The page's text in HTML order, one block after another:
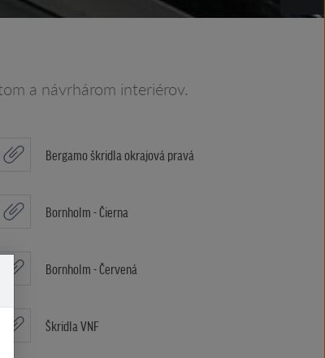
a návrhárom interiérov.
Bergamo škridla okrajová pravá
Bornholm - Čierna
Bornholm - Červená
Škridla VNF